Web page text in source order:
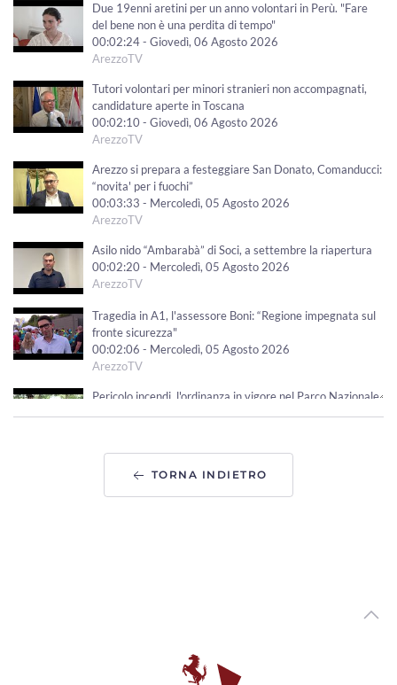
Due 19enni aretini per un anno volontari in Perù. "Fare
del bene non è una perdita di tempo"
00:02:24 - Giovedì, 06 Agosto 2026
ArezzoTV
Tutori volontari per minori stranieri non accompagnati,
candidature aperte in Toscana
00:02:10 - Giovedì, 06 Agosto 2026
ArezzoTV
Arezzo si prepara a festeggiare San Donato, Comanducci:
“novita' per i fuochi”
00:03:33 - Mercoledì, 05 Agosto 2026
ArezzoTV
Asilo nido “Ambarabà” di Soci, a settembre la riapertura
00:02:20 - Mercoledì, 05 Agosto 2026
ArezzoTV
Tragedia in A1, l'assessore Boni: “Regione impegnata sul
fronte sicurezza"
00:02:06 - Mercoledì, 05 Agosto 2026
ArezzoTV
Pericolo incendi, l'ordinanza in vigore nel Parco Nazionale
Variante via Tiziano. Piomboni: “non saranno torri.
Progetto di vera riqualificazione urbana”
Sicurezza del Territorio
00:01:55 - Martedì, 04 Agosto 2026
TORNA INDIETRO